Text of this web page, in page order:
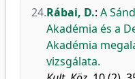
24.Rábai, D.: A
Akadémia és a
Akadémia
vizsgálata.